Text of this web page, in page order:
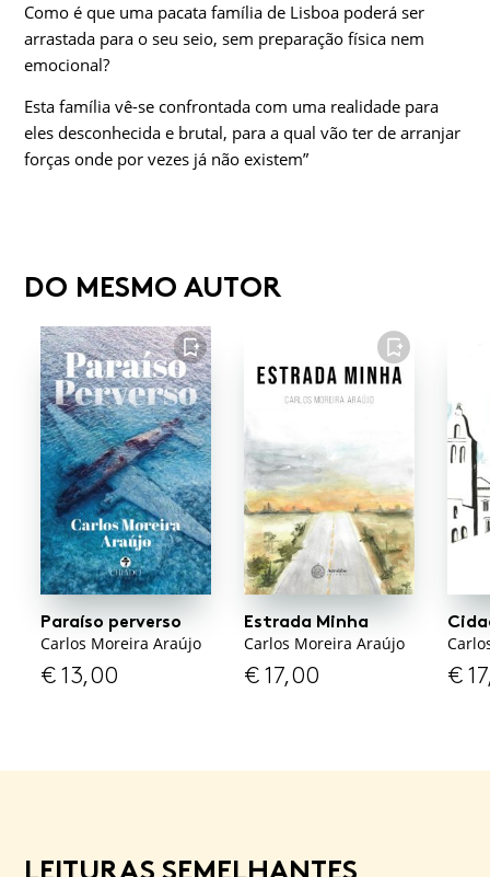
Como é que uma pacata família de Lisboa poderá ser
arrastada para o seu seio, sem preparação física nem
emocional?
Esta família vê-se confrontada com uma realidade para
eles desconhecida e brutal, para a qual vão ter de arranjar
forças onde por vezes já não existem”
DO MESMO AUTOR
FAVORITO
Paraíso perverso
Carlos Moreira Araújo
€13,00
FAVORITO
Estrada Minha
Carlos Moreira Araújo
€17,00 €